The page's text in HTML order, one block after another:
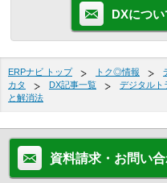
DXにつ
ERPナビ トップ トク◎情報
カタ
DX記事一覧
デジタルト
と解消法
資料請求・お問い